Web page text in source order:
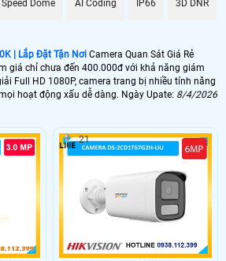
Speed Dome AI Coding IP66 3D DNR
| Lắp Đặt Tận Nơi Camera Quan Sát Giá Rẻ
giá chỉ chưa đến 400.000đ với khả năng giám
Full HD 1080P, camera trang bị nhiều tính năng
hoạt động xấu dễ dàng. Ngày Upate: 8/4/2026
21